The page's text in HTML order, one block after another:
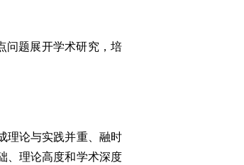
问题展开学术研究，培
理论与实践并重、融时
、理论高度和学术深度